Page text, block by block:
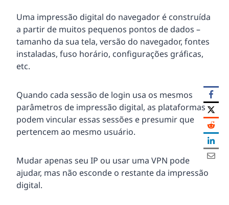
Uma impressão digital do navegador é construída
a partir de muitos pequenos pontos de dados –
tamanho da sua tela, versão do navegador, fontes
instaladas, fuso horário, configurações gráficas,
etc.
Quando cada sessão de login usa os mesmos
parâmetros de impressão digital, as plataformas
podem vincular essas sessões e presumir que
pertencem ao mesmo usuário.
Mudar apenas seu IP ou usar uma VPN pode
ajudar, mas não esconde o restante da impressão
digital.